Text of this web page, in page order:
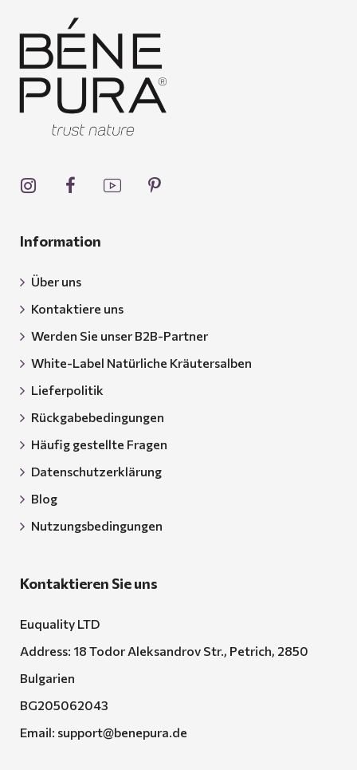
Information
Über uns
Kontaktiere uns
Werden Sie unser B2B-Partner
White-Label Natürliche Kräutersalben
Lieferpolitik
Rückgabebedingungen
Häufig gestellte Fragen
Datenschutzerklärung
Blog
Nutzungsbedingungen
Kontaktieren Sie uns
Euquality LTD
Address: 18 Todor Aleksandrov Str., Petrich, 2850
Bulgarien
BG205062043
Email: support@benepura.de